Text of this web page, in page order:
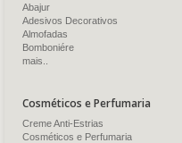
Abajur
Adesivos Decorativos
Almofadas
Bomboniére
mais..
Cosméticos e Perfumaria
Creme Anti-Estrias
Cosméticos e Perfumaria